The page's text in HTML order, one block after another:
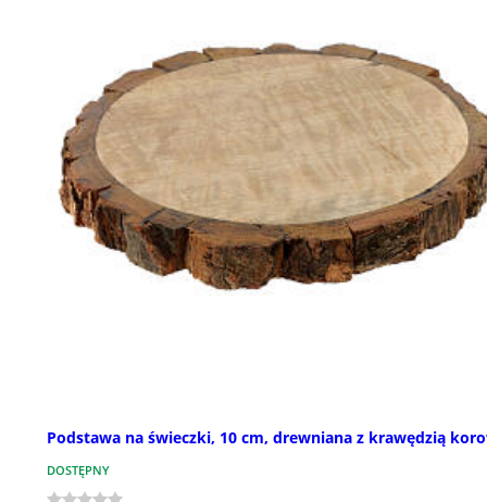
Podstawa na świeczki, 10 cm, drewniana z krawędzią
DOSTĘPNY